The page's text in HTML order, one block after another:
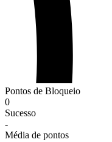
Pontos de Bloqueio
0
Sucesso
-
Média de pontos